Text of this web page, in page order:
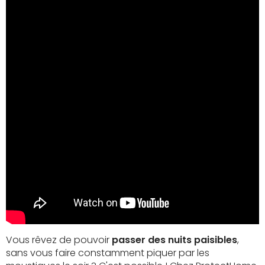
Vous rêvez de pouvoir passer des nuits paisibles,
sans vous faire constamment piquer par les